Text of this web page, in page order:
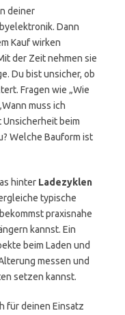
deiner
Dann
Kauf wirken
der Zeit nehmen sie
Du bist unsicher, ob
Fragen wie „Wie
muss ich
Unsicherheit beim
Welche Bauform ist
hinter Ladezyklen
typische
praxisnahe
kannst. Ein
beim Laden und
messen und
setzen kannst.
für deinen Einsatz